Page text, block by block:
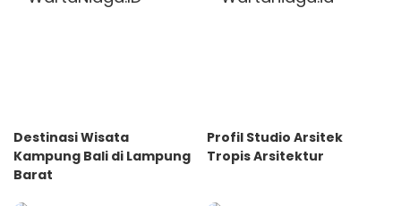
Destinasi Wisata
Kampung Bali di Lampung
Barat
Profil Studio Arsitek
Tropis Arsitektur